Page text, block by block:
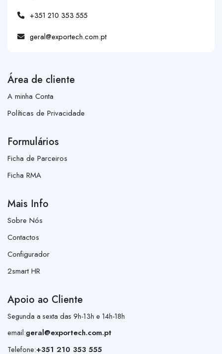
+351 210 353 555
geral@exportech.com.pt
Área de cliente
A minha Conta
Políticas de Privacidade
Formulários
Ficha de Parceiros
Ficha RMA
Mais Info
Sobre Nós
Contactos
Configurador
2smart HR
Apoio ao Cliente
Segunda a sexta das 9h-13h e 14h-18h
email:geral@exportech.com.pt
Telefone:+351 210 353 555